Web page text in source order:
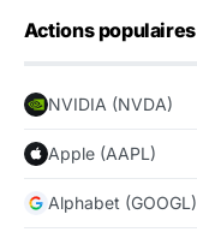
Actions populaires
NVIDIA (NVDA)
Apple (AAPL)
Alphabet (GOOGL)